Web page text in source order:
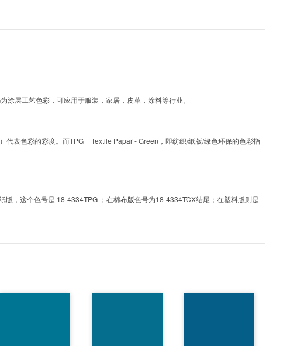
层工艺色彩，可应用于服装，家居，皮革，涂料等行业。
表色彩的彩度。而TPG = Textile Papar - Green，即纺织/纸版/绿色环保的色彩指
，这个色号是 18-4334TPG ；在棉布版色号为18-4334TCX结尾；在塑料版则是